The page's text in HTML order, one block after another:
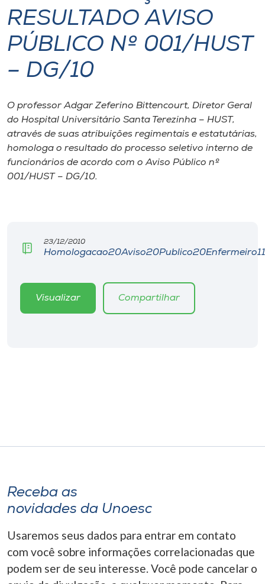
I.nova
Diplomados
CPA
Biblioteca
RESULTADO AVISO
PÚBLICO Nº 001/HUST
– DG/10
O professor Adgar Zeferino Bittencourt, Diretor Geral
do Hospital Universitário Santa Terezinha – HUST,
através de suas atribuições regimentais e estatutárias,
homologa o resultado do processo seletivo interno de
funcionários de acordo com o Aviso Público nº
001/HUST – DG/10.
23/12/2010
Visualizar Compartilhar
Receba as
novidades da Unoesc
Usaremos seus dados para entrar em contato
com você sobre informações correlacionadas que
podem ser de seu interesse. Você pode cancelar o